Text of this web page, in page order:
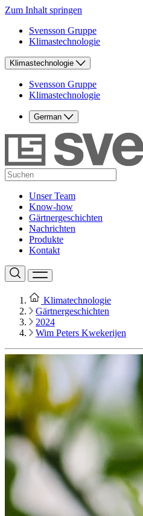
Zum Inhalt springen
Svensson Gruppe
Klimastechnologie
Klimastechnologie
Svensson Gruppe
Klimastechnologie
German
Unser Team
Know-how
Gärtnergeschichten
Nachrichten
Produkte
Kontakt
Klimatechnologie
Gärtnergeschichten
2024
Wim Peters Kwekerijen